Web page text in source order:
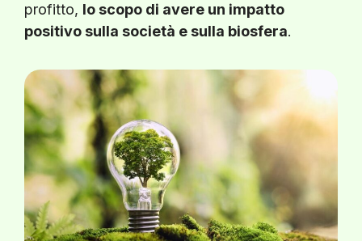
profitto, lo scopo di avere un impatto
positivo sulla società e sulla biosfera.